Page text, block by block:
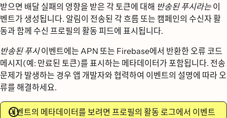
받으면 배달 실패의 영향을 받은 각 토큰에 대해 반송된 푸시라는이
벤트가 생성됩니다. 알림이 전송된 각 흐름 또는 캠페인의 수신자 활
동과 함께 수신 프로필의 활동 피드에 표시됩니다.
반송된 푸시이벤트에는 APN 또는 Firebase에서 반환한 오류 코드
메시지(예: 만료된 토큰)를 표시하는 메타데이터가 포함됩니다. 전송
문제가 발생하는 경우 앱 개발자와 협력하여 이벤트의 설명에 따라 오
류를 해결하세요.
이벤트의 메타데이터를 보려면 프로필의 활동 로그에서 이벤트